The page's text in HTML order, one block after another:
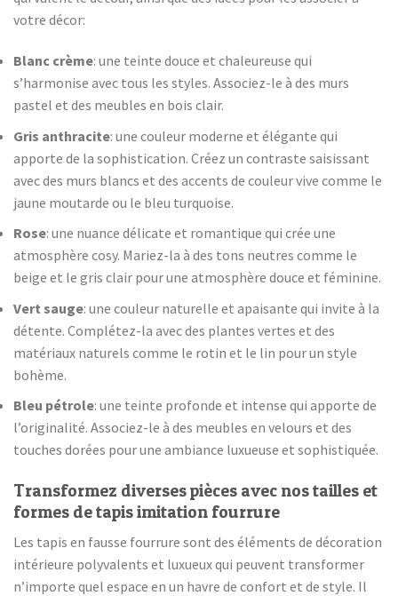
votre décor:
Blanc crème: une teinte douce et chaleureuse qui
s’harmonise avec tous les styles. Associez-le à des murs
pastel et des meubles en bois clair.
Gris anthracite: une couleur moderne et élégante qui
apporte de la sophistication. Créez un contraste saisissant
avec des murs blancs et des accents de couleur vive comme le
jaune moutarde ou le bleu turquoise.
Rose: une nuance délicate et romantique qui crée une
atmosphère cosy. Mariez-la à des tons neutres comme le
beige et le gris clair pour une atmosphère douce et féminine.
Vert sauge: une couleur naturelle et apaisante qui invite à la
détente. Complétez-la avec des plantes vertes et des
matériaux naturels comme le rotin et le lin pour un style
bohème.
Bleu pétrole: une teinte profonde et intense qui apporte de
l’originalité. Associez-le à des meubles en velours et des
touches dorées pour une ambiance luxueuse et sophistiquée.
Transformez diverses pièces avec nos tailles et
formes de tapis imitation fourrure
Les tapis en fausse fourrure sont des éléments de décoration
intérieure polyvalents et luxueux qui peuvent transformer
n’importe quel espace en un havre de confort et de style. Il